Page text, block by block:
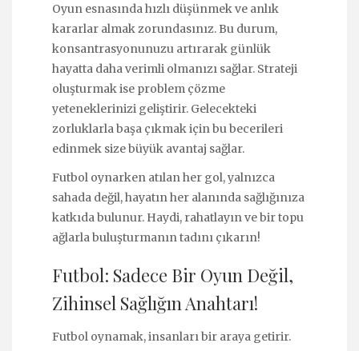
Oyun esnasında hızlı düşünmek ve anlık
kararlar almak zorundasınız. Bu durum,
konsantrasyonunuzu artırarak günlük
hayatta daha verimli olmanızı sağlar. Strateji
oluşturmak ise problem çözme
yeteneklerinizi geliştirir. Gelecekteki
zorluklarla başa çıkmak için bu becerileri
edinmek size büyük avantaj sağlar.
Futbol oynarken atılan her gol, yalnızca
sahada değil, hayatın her alanında sağlığınıza
katkıda bulunur. Haydi, rahatlayın ve bir topu
ağlarla buluşturmanın tadını çıkarın!
Futbol: Sadece Bir Oyun Değil,
Zihinsel Sağlığın Anahtarı!
Futbol oynamak, insanları bir araya getirir.